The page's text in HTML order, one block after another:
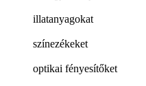
illatanyagokat
színezékeket
optikai fényesítőket